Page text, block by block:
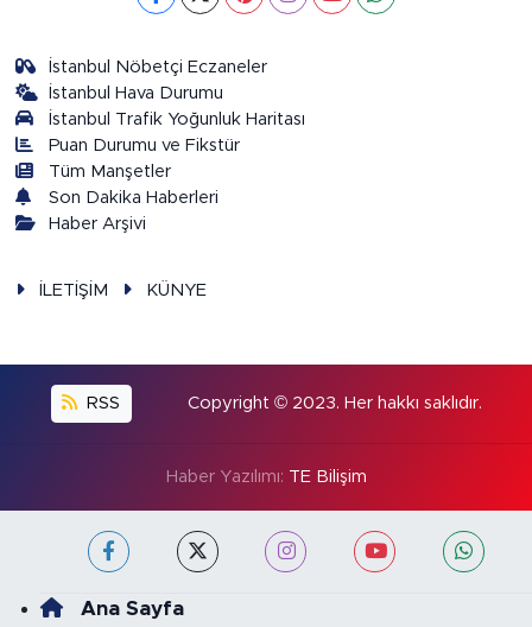
İstanbul Nöbetçi Eczaneler
İstanbul Hava Durumu
İstanbul Trafik Yoğunluk Haritası
Puan Durumu ve Fikstür
Tüm Manşetler
Son Dakika Haberleri
Haber Arşivi
İLETİŞİM KÜNYE
RSS Copyright © 2023. Her hakkı saklıdır.
Haber Yazılımı: TE Bilişim
Ana Sayfa